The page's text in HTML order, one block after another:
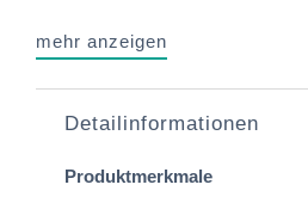
mehr anzeigen
Detailinformationen
Produktmerkmale